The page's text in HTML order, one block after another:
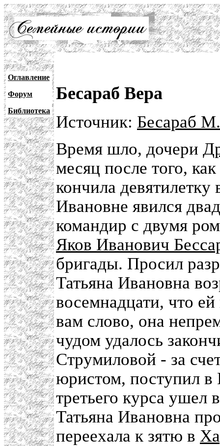
Оглавление
Форум
Библиотека
Бесараб Вера
Источник: Бесараб
Время шло, дочери
месяц после того,
кончила девятилетку
Ивановне явился
командир с двумя
Яков Иванович
бригады. Просил
Татьяна Ивановна
восемнадцати, что
вам слово, она
чудом удалось
Струмиловой - за
юристом, поступил в
третьего курса ушел
Татьяна Ивановна
переехала к зятю в